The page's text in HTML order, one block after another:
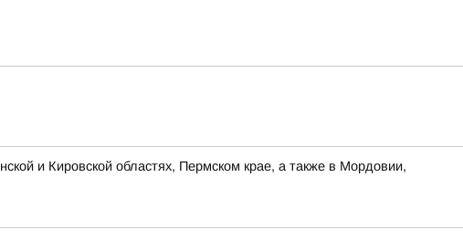
и Кировской областях, Пермском крае, а также в Мордовии,